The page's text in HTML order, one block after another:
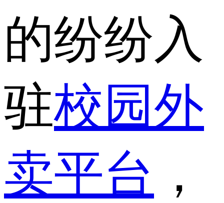
的纷纷入
驻校园外
卖平台 ，